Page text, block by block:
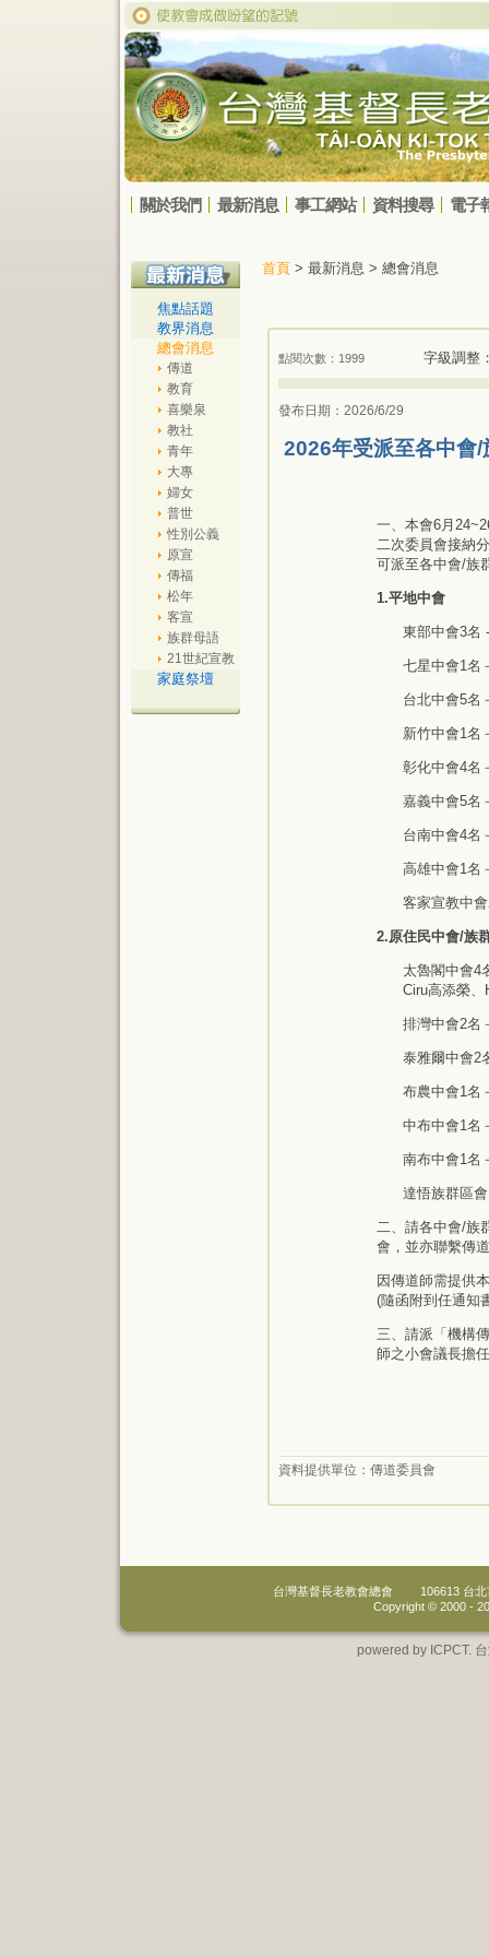
關於我們 最新消息 事工網站 資料搜尋 電子
焦點話題
教界消息
總會消息
傳道
教育
喜樂泉
教社
青年
大專
婦女
普世
性別公義
原宣
傳福
松年
客宣
族群母語
21世紀宣教
家庭祭壇
首頁 > 最新消息 > 總會消息
點閱次數：1999 字級調整
發布日期：2026/6/29
2026年受派至各中會
一、本會6月
二次委員會接納
可派至各中會/族
1.平地中會
東部中會3名
七星中會1名
台北中會5名
新竹中會1名
彰化中會4名
嘉義中會5名
台南中會4名
高雄中會1名
客家宣教中
2.原住民中會/族
太魯閣中會4
Ciru高添榮
排灣中會2名
泰雅爾中會2
布農中會1名
中布中會1名
南布中會1名
達悟族群區
二、請各中會/族
會，並亦聯繫傳
因傳道師需提供
(隨函附到任通知
三、請派「機構
師之小會議長擔
資料提供單位： 傳道委員會
台灣基督長老教會總會
106613 台
Copyright © 2000 -
powered by ICPCT.